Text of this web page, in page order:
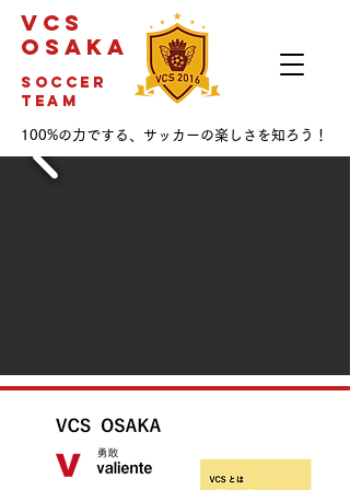
VCS
OSAKA
soccer
team
100%の力でする、サッカーの楽しさを知ろう！